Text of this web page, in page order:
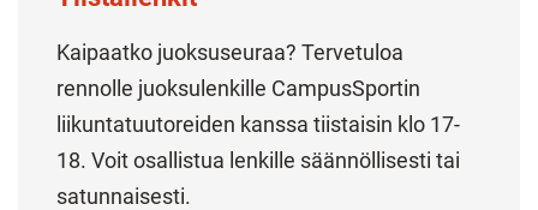
Kaipaatko juoksuseuraa? Tervetuloa
rennolle juoksulenkille CampusSportin
liikuntatuutoreiden kanssa tiistaisin klo 17-
18. Voit osallistua lenkille säännöllisesti tai
satunnaisesti.